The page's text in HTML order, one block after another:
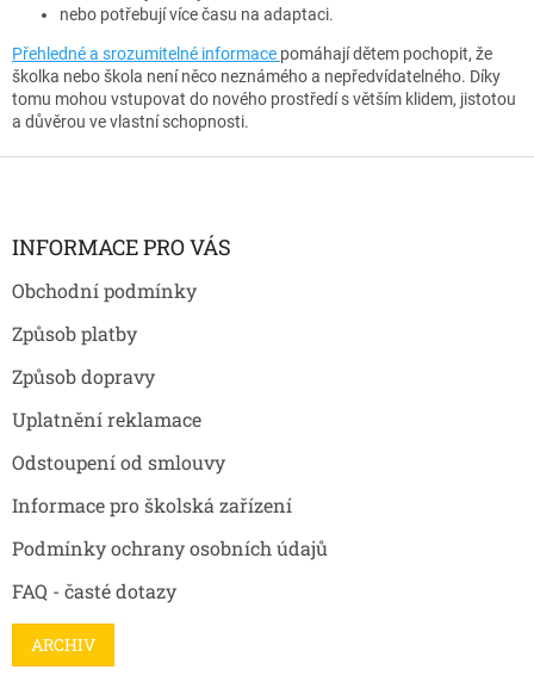
nebo potřebují více času na adaptaci.
Přehledné a srozumitelné informace pomáhají dětem pochopit, že
školka nebo škola není něco neznámého a nepředvídatelného. Díky
tomu mohou vstupovat do nového prostředí s větším klidem, jistotou
a důvěrou ve vlastní schopnosti.
Z
INFORMACE PRO VÁS
Obchodní podmínky
Způsob platby
Způsob dopravy
Uplatnění reklamace
Odstoupení od smlouvy
Informace pro školská zařízení
Podmínky ochrany osobních údajů
FAQ - časté dotazy
ARCHIV